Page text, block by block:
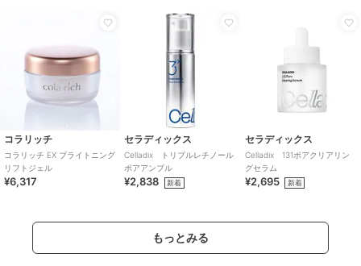
コラリッチ
コラリッチ EX ブライトニング
リフトジェル
¥6,317
セラディックス
Celladix トリプルレチノール
ポアアンプル
¥2,838 新着
セラディックス
Celladix 131ポアクリアリン
グセラム
¥2,695 新着
もっとみる